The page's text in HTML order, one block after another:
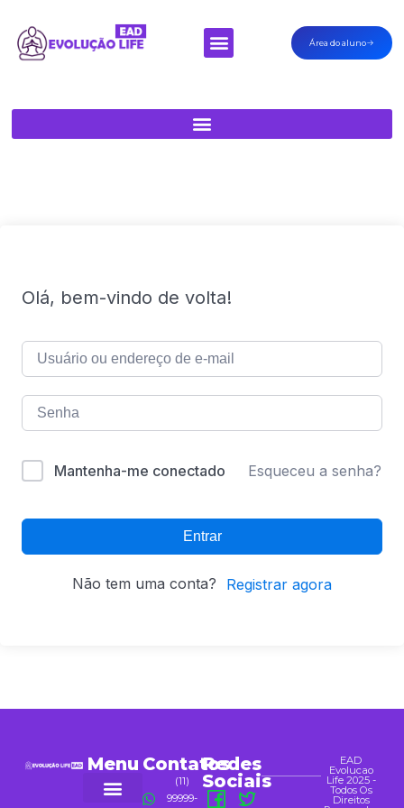
Área do aluno
Olá, bem-vindo de volta!
Alternative:Mantenha-me conectado Esqueceu a senha?
Entrar
Não tem uma conta? Registrar agora
Menu Contatos
(11)
99999-
Redes
Sociais
EAD
Evolucao
Life 2025 -
Todos Os
Direitos